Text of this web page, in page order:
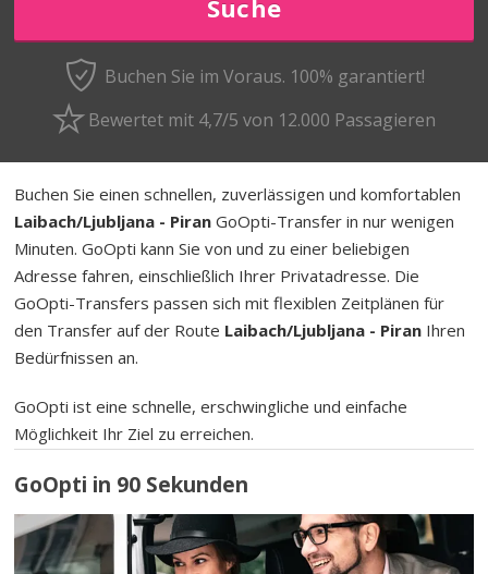
Buchen Sie im Voraus. 100% garantiert!
Bewertet mit 4,7/5 von 12.000 Passagieren
Buchen Sie einen schnellen, zuverlässigen und komfortablen
Laibach/Ljubljana - Piran GoOpti-Transfer in nur wenigen
Minuten. GoOpti kann Sie von und zu einer beliebigen
Adresse fahren, einschließlich Ihrer Privatadresse. Die
GoOpti-Transfers passen sich mit flexiblen Zeitplänen für
den Transfer auf der Route Laibach/Ljubljana - Piran Ihren
Bedürfnissen an.
GoOpti ist eine schnelle, erschwingliche und einfache
Möglichkeit Ihr Ziel zu erreichen.
GoOpti in 90 Sekunden